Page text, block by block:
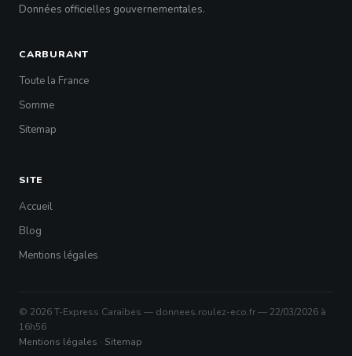
Données officielles gouvernementales.
CARBURANT
Toute la France
Somme
Sitemap
SITE
Accueil
Blog
Mentions légales
© 2026 T-Express Caraïbes — donnees.roulez-eco.fr — 22/03/2026 à
16h56
Mentions légales · Sitemap